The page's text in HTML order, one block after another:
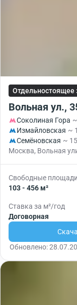
Отдельностоящее
Вольная ул.,
Соколиная Гора
Измайловская ~
Семёновская ~
Москва, Вольная
Свободные площади
103 - 456 м²
Ставка за м²/год
Договорная
Обновлено: